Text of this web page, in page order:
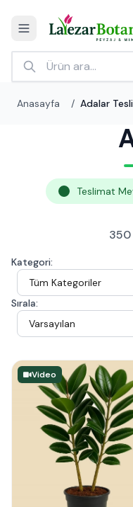
Anasayfa / Adalar
Teslimat
Kategori:
Sırala:
Video